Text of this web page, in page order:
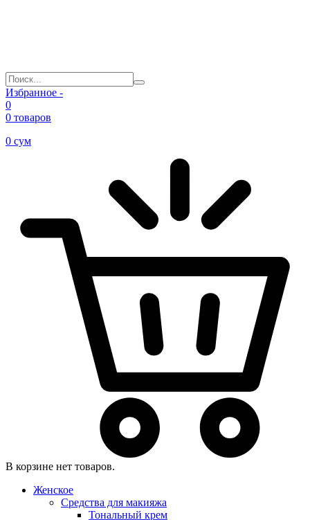
Избранное -
0
0 товаров
0 сум
В корзине нет товаров.
Женское
Средства для макияжа
Тональный крем